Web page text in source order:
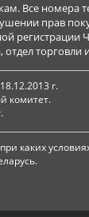
Все номера
прав
торговли и
г.
комитет.
каких